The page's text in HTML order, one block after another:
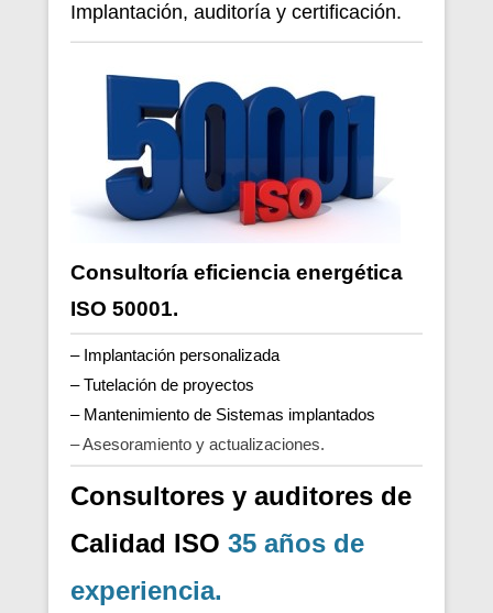
Implantación, auditoría y certificación.
Consultoría eficiencia energética
ISO 50001.
– Implantación personalizada
– Tutelación de proyectos
– Mantenimiento de Sistemas implantados
– Asesoramiento y actualizaciones.
Consultores y auditores de
Calidad ISO 35 años de
experiencia.